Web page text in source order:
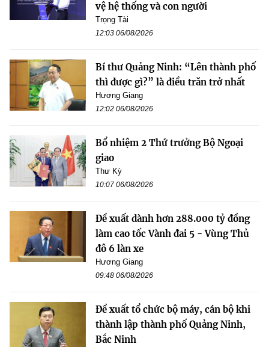
vệ hệ thống và con người
Trọng Tài
12:03 06/08/2026
Bí thư Quảng Ninh: “Lên thành phố
thì được gì?” là điều trăn trở nhất
Hương Giang
12:02 06/08/2026
Bổ nhiệm 2 Thứ trưởng Bộ Ngoại
giao
Thư Kỳ
10:07 06/08/2026
Đề xuất dành hơn 288.000 tỷ đồng
làm cao tốc Vành đai 5 - Vùng Thủ
đô 6 làn xe
Hương Giang
09:48 06/08/2026
Đề xuất tổ chức bộ máy, cán bộ khi
thành lập thành phố Quảng Ninh,
Bắc Ninh